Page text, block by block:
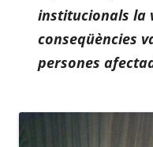
institucionals la
conseqüències
persones